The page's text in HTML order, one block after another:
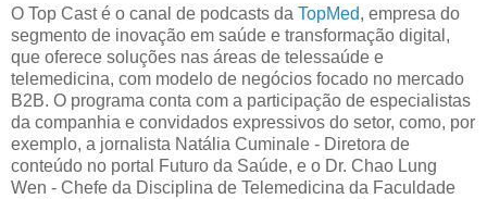
O Top Cast é o canal de podcasts da TopMed, empresa do
segmento de inovação em saúde e transformação digital,
que oferece soluções nas áreas de telessaúde e
telemedicina, com modelo de negócios focado no mercado
B2B. O programa conta com a participação de especialistas
da companhia e convidados expressivos do setor, como, por
exemplo, a jornalista Natália Cuminale - Diretora de
conteúdo no portal Futuro da Saúde, e o Dr. Chao Lung
Wen - Chefe da Disciplina de Telemedicina da Faculdade